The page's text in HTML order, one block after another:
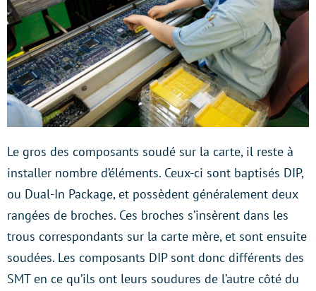
Le gros des composants soudé sur la carte, il reste à
installer nombre d’éléments. Ceux-ci sont baptisés DIP,
ou Dual-In Package, et possèdent généralement deux
rangées de broches. Ces broches s’insèrent dans les
trous correspondants sur la carte mère, et sont ensuite
soudées. Les composants DIP sont donc différents des
SMT en ce qu’ils ont leurs soudures de l’autre côté du